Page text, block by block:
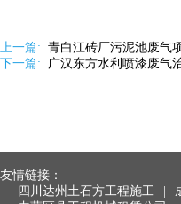
上一篇: 青白江砖厂污泥池废气
下一篇:
广汉东方水利喷漆废气
友情链接：
四川达州土石方工程施工
|